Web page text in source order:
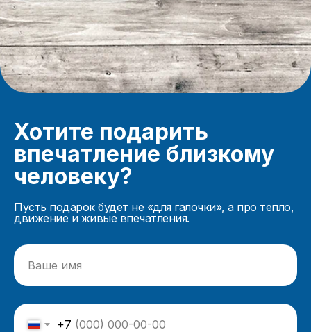
Хотите подарить
впечатление близкому
человеку?
Пусть подарок будет не «для галочки», а про тепло,
движение и живые впечатления.
+7